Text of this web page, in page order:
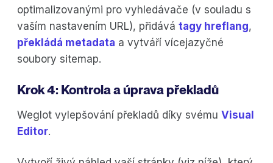
optimalizovanými pro vyhledávače (v souladu s
vaším nastavením URL), přidává tagy hreflang,
překládá metadata a vytváří vícejazyčné
soubory sitemap.
Krok 4: Kontrola a úprava překladů
Weglot vylepšování překladů díky svému Visual
Editor.